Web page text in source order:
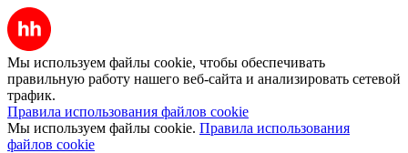
Мы используем файлы cookie, чтобы обеспечивать
правильную работу нашего веб-сайта и анализировать сетевой
трафик.
Правила использования файлов cookie
Мы используем файлы cookie. Правила использования
файлов cookie